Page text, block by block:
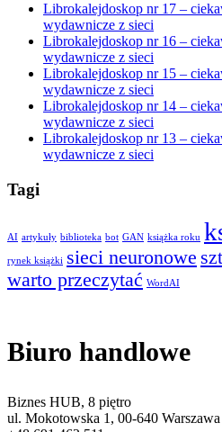
Librokalejdoskop nr 17 –
wydawnicze z sieci
Librokalejdoskop nr 16 –
wydawnicze z sieci
Librokalejdoskop nr 15 –
wydawnicze z sieci
Librokalejdoskop nr 14 –
wydawnicze z sieci
Librokalejdoskop nr 13 –
wydawnicze z sieci
Tagi
AI artykuły biblioteka bot GAN książka roku
rynek książki sieci neuronowe
warto przeczytać WordAI
Biuro handlowe
Biznes HUB, 8 piętro
ul. Mokotowska 1, 00-640 Warszawa